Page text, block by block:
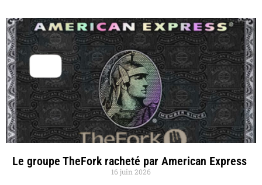
Le groupe TheFork racheté par American Express
16 juin 2026